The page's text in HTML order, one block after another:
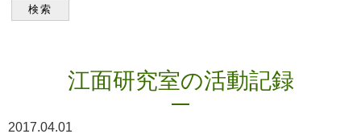
江面研究室の活動記録
2017.04.01